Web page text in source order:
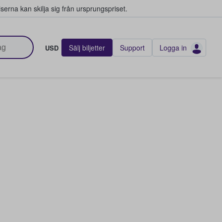
kan skilja sig från ursprungspriset.
USD Sälj biljetter Support Logga in